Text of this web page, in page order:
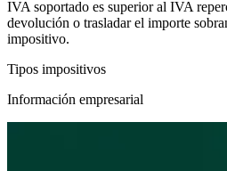
IVA soportado es superior al IVA
devolución o trasladar el importe
impositivo.
Tipos impositivos
Información empresarial